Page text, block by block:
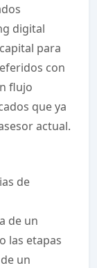
digital
para
con
flujo
que ya
actual.
de
de un
las etapas
un